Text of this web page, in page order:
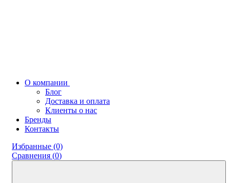
О компании
Блог
Доставка и оплата
Клиенты о нас
Бренды
Контакты
Избранные (0)
Сравнения (0)